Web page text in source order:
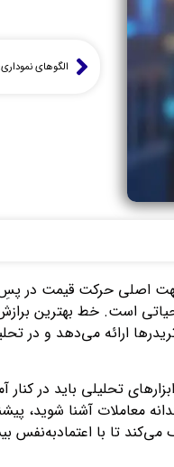
جهت اصلی حرکت قیمت در
ارائه می‌دهد و در
تحلیلی باید در کنار
معاملات آشنا شوید،
تا با اعتمادبه‌نفس